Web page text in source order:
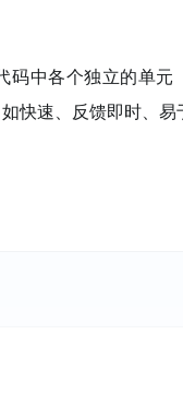
中各个独立的单元
快速、反馈即时、易